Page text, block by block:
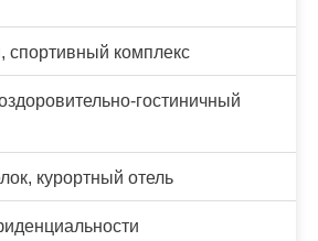
спортивный комплекс
гостиничный
курортный отель